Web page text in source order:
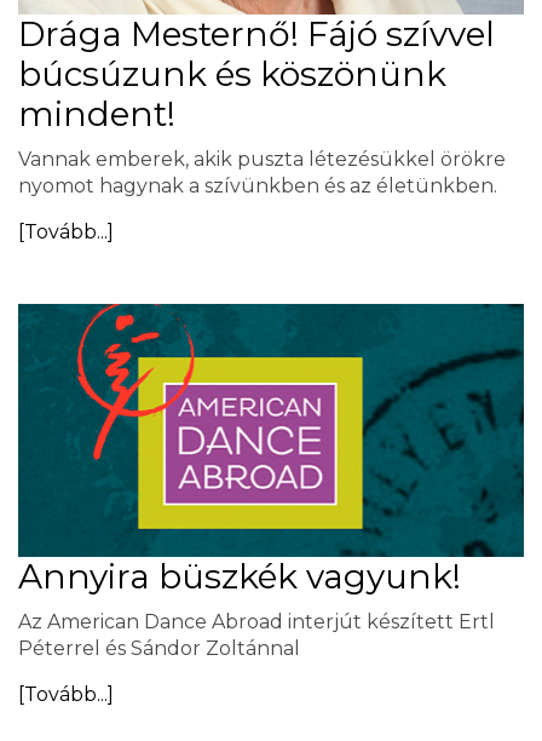
Drága Mesternő! Fájó szívvel
búcsúzunk és köszönünk
mindent!
Vannak emberek, akik puszta létezésükkel örökre
nyomot hagynak a szívünkben és az életünkben.
[Tovább...]
Annyira büszkék vagyunk!
Az American Dance Abroad interjút készített Ertl
Péterrel és Sándor Zoltánnal
[Tovább...]